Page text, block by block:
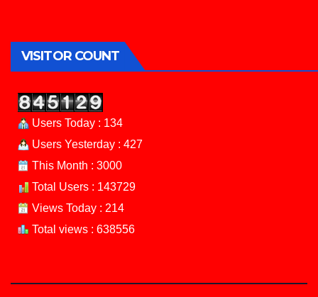
VISITOR COUNT
Users Today : 134
Users Yesterday : 427
This Month : 3000
Total Users : 143729
Views Today : 214
Total views : 638556